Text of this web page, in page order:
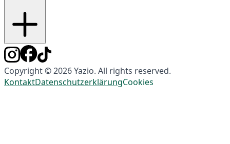
Copyright © 2026 Yazio. All rights reserved.
KontaktDatenschutzerklärungCookies